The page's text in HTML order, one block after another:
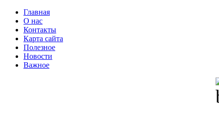
Главная
О нас
Контакты
Карта сайта
Полезное
Новости
Важное